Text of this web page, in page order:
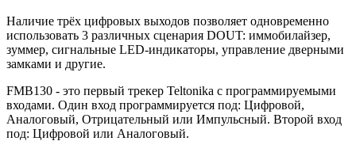
Наличие трёх цифровых выходов позволяет одновременно
использовать 3 различных сценария DOUT: иммобилайзер,
зуммер, сигнальные LED-индикаторы, управление дверными
замками и другие.
FMB130 - это первый трекер Teltonika с программируемыми
входами. Один вход программируется под: Цифровой,
Аналоговый, Отрицательный или Импульсный. Второй вход
под: Цифровой или Аналоговый.